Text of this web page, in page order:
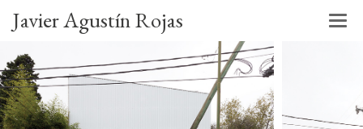
Javier Agustín Rojas